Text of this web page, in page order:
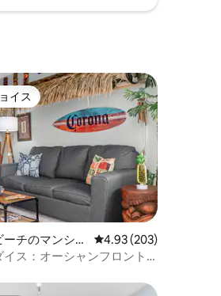
つ星の平均評価
トチョイスです。
イス
チのマンショ
レビュー203件、5つ
4.93 (203)
ス：オーシャンフロント